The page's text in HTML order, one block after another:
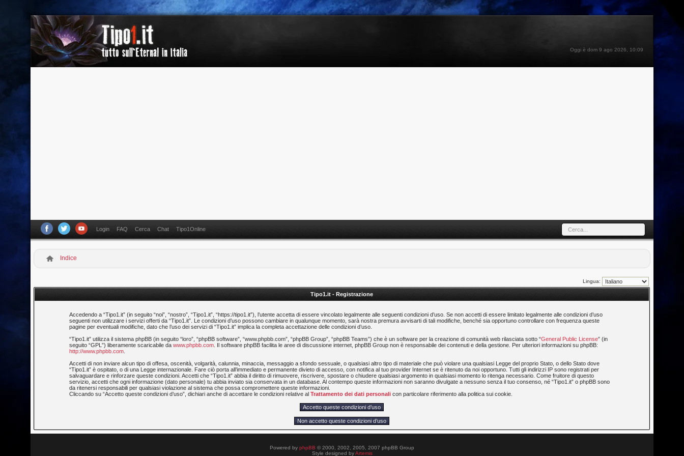
Oggi è dom 9 ago 2026, 10:09
Login FAQ Cerca Chat Tipo1Online
Indice
Lingua:
Tipo1.it - Registrazione
Accedendo a “Tipo1.it” (in seguito “noi”, “nostro”, “Tipo1.it”, “https://tipo1.it”), l’utente accetta di essere vincolato legalmente alle seguenti condizioni d’uso. Se non accetti di essere limitato legalmente alle condizioni d’uso
seguenti non utilizzare i servizi offerti da “Tipo1.it”. Le condizioni d’uso possono cambiare in qualunque momento, sarà nostra premura avvisarti di tali modifiche, benché sia opportuno controllare con frequenza queste
pagine per eventuali modifiche, dato che l’uso dei servizi di “Tipo1.it” implica la completa accettazione delle condizioni d’uso.
“Tipo1.it” utilizza il sistema phpBB (in seguito “loro”, “phpBB software”, “www.phpbb.com”, “phpBB Group”, “phpBB Teams”) che è un software per la creazione di comunità web rilasciata sotto “General Public License” (in
seguito “GPL”) liberamente scaricabile dawww.phpbb.com . Il software phpBB facilita le aree di discussione internet, phpBB Group non è responsabile dei contenuti e della gestione. Per ulteriori informazioni su phpBB:
http://www.phpbb.com
Accetti di non inviare alcun tipo di offesa, oscenità, volgarità, calunnia, minaccia, messaggio a sfondo sessuale, o qualsiasi altro tipo di materiale che può violare una qualsiasi Legge del proprio Stato, o dello Stato dove
“Tipo1.it” è ospitato, o di una Legge internazionale. Fare ciò porta all’immediato e permanente divieto di accesso, con notifica al tuo provider Internet se è ritenuto da noi opportuno. Tutti gli indirizzi IP sono registrati per
salvaguardare e rinforzare queste condizioni. Accetti che “Tipo1.it” abbia il diritto di rimuovere, riscrivere, spostare o chiudere qualsiasi argomento in qualsiasi momento lo ritenga necessario. Come fruitore di questo
servizio, accetti che ogni informazione (dato personale) tu abbia inviato sia conservata in un database. Al contempo queste informazioni non saranno divulgate a nessuno senza il tuo consenso, né “Tipo1.it” o phpBB sono
da ritenersi responsabili per qualsiasi violazione al sistema che possa compromettere queste informazioni.
Cliccando su “Accetto queste condizioni d’uso”, dichiari anche di accettare le condizioni relative alTrattamento dei dati personali con particolare riferimento alla politica sui cookie.
Powered by phpBB © 2000, 2002, 2005, 2007 phpBB Group
Style designed byArtemis